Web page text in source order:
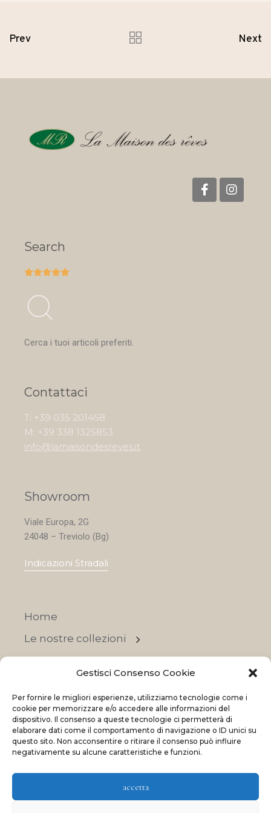
Gestisci Consenso Cookie
Per fornire le migliori esperienze, utilizziamo tecnologie come i
cookie per memorizzare e/o accedere alle informazioni del
dispositivo. Il consenso a queste tecnologie ci permetterà di
elaborare dati come il comportamento di navigazione o ID unici su
questo sito. Non acconsentire o ritirare il consenso può influire
negativamente su alcune caratteristiche e funzioni.
accetta
Prev Next
Search

Cerca i tuoi articoli preferiti.
Contattaci
T: +39 035 201458
M: +39 338 1325853
info@lamaisondesreves.it
Showroom
Viale Europa, 2G
24048 – Treviolo (Bg)
Indicazioni Stradali
Home
Le nostre collezioni
OFFERTE
© 2023 La Maison Des Reves | All rights reserved
and by